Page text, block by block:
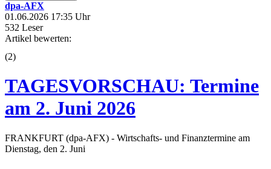
dpa-AFX
01.06.2026 17:35 Uhr
532 Leser
Artikel bewerten:
(2)
TAGESVORSCHAU: Termine
am 2. Juni 2026
FRANKFURT (dpa-AFX) - Wirtschafts- und Finanztermine am
Dienstag, den 2. Juni